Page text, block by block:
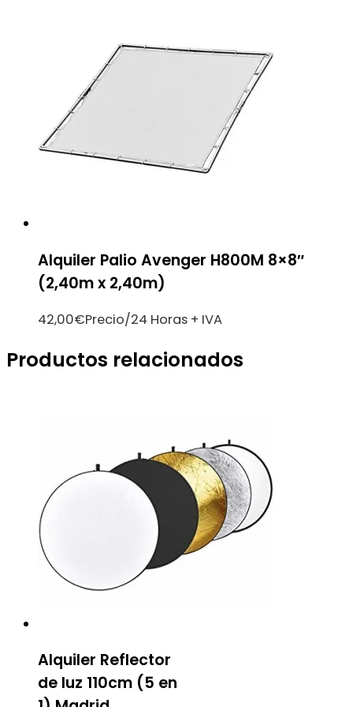
Alquiler Palio Avenger H800M 8×8″
(2,40m x 2,40m)
42,00€Precio/24 Horas + IVA
Productos relacionados
Alquiler Reflector
de luz 110cm (5 en